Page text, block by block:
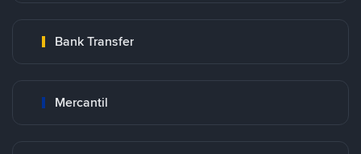
Bank Transfer
Mercantil